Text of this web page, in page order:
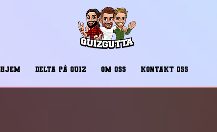
HJEM DELTA PÅ QUIZ OM OSS KONTAKT OSS